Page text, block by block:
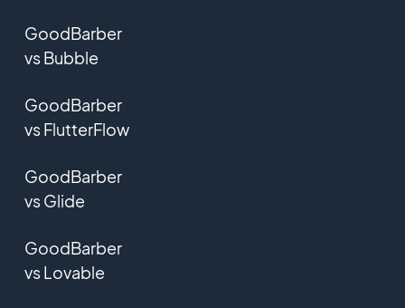
GoodBarber
vs Bubble
GoodBarber
vs FlutterFlow
GoodBarber
vs Glide
GoodBarber
vs Lovable